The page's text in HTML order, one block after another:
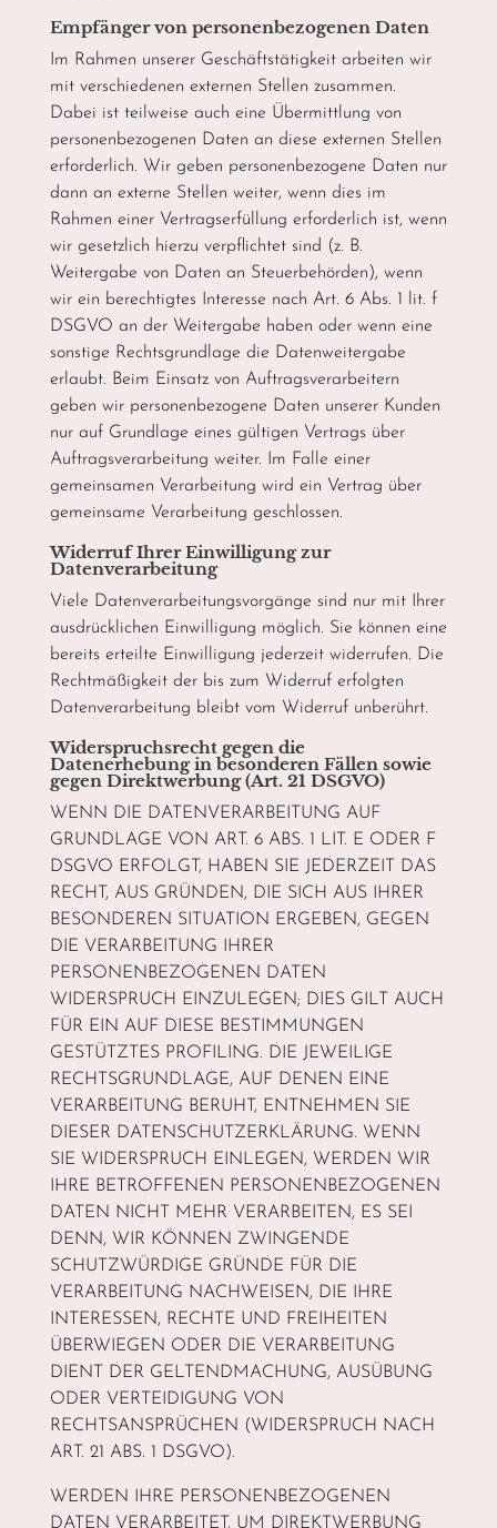
Empfänger von personenbezogenen Daten
Im Rahmen unserer Geschäftstätigkeit arbeiten wir
mit verschiedenen externen Stellen zusammen.
Dabei ist teilweise auch eine Übermittlung von
personenbezogenen Daten an diese externen Stellen
erforderlich. Wir geben personenbezogene Daten nur
dann an externe Stellen weiter, wenn dies im
Rahmen einer Vertragserfüllung erforderlich ist, wenn
wir gesetzlich hierzu verpflichtet sind (z. B.
Weitergabe von Daten an Steuerbehörden), wenn
wir ein berechtigtes Interesse nach Art. 6 Abs. 1 lit. f
DSGVO an der Weitergabe haben oder wenn eine
sonstige Rechtsgrundlage die Datenweitergabe
erlaubt. Beim Einsatz von Auftragsverarbeitern
geben wir personenbezogene Daten unserer Kunden
nur auf Grundlage eines gültigen Vertrags über
Auftragsverarbeitung weiter. Im Falle einer
gemeinsamen Verarbeitung wird ein Vertrag über
gemeinsame Verarbeitung geschlossen.
Widerruf Ihrer Einwilligung zur
Datenverarbeitung
Viele Datenverarbeitungsvorgänge sind nur mit Ihrer
ausdrücklichen Einwilligung möglich. Sie können eine
bereits erteilte Einwilligung jederzeit widerrufen. Die
Rechtmäßigkeit der bis zum Widerruf erfolgten
Datenverarbeitung bleibt vom Widerruf unberührt.
Widerspruchsrecht gegen die
Datenerhebung in besonderen Fällen sowie
gegen Direktwerbung (Art. 21 DSGVO)
WENN DIE DATENVERARBEITUNG AUF
GRUNDLAGE VON ART. 6 ABS. 1 LIT. E ODER F
DSGVO ERFOLGT, HABEN SIE JEDERZEIT DAS
RECHT, AUS GRÜNDEN, DIE SICH AUS IHRER
BESONDEREN SITUATION ERGEBEN, GEGEN
DIE VERARBEITUNG IHRER
PERSONENBEZOGENEN DATEN
WIDERSPRUCH EINZULEGEN; DIES GILT AUCH
FÜR EIN AUF DIESE BESTIMMUNGEN
GESTÜTZTES PROFILING. DIE JEWEILIGE
RECHTSGRUNDLAGE, AUF DENEN EINE
VERARBEITUNG BERUHT, ENTNEHMEN SIE
DIESER DATENSCHUTZERKLÄRUNG. WENN
SIE WIDERSPRUCH EINLEGEN, WERDEN WIR
IHRE BETROFFENEN PERSONENBEZOGENEN
DATEN NICHT MEHR VERARBEITEN, ES SEI
DENN, WIR KÖNNEN ZWINGENDE
SCHUTZWÜRDIGE GRÜNDE FÜR DIE
VERARBEITUNG NACHWEISEN, DIE IHRE
INTERESSEN, RECHTE UND FREIHEITEN
ÜBERWIEGEN ODER DIE VERARBEITUNG
DIENT DER GELTENDMACHUNG, AUSÜBUNG
ODER VERTEIDIGUNG VON
RECHTSANSPRÜCHEN (WIDERSPRUCH NACH
ART. 21 ABS. 1 DSGVO).
WERDEN IHRE PERSONENBEZOGENEN
DATEN VERARBEITET, UM DIREKTWERBUNG